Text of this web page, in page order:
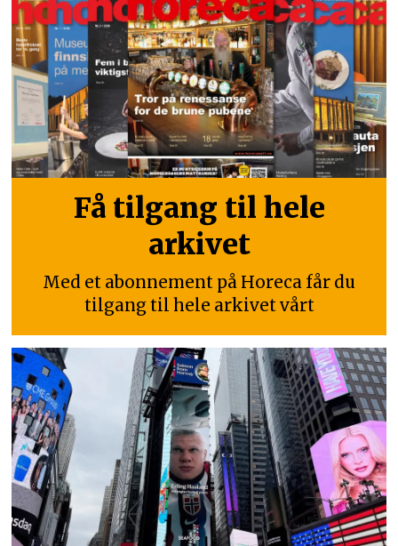
Få tilgang til hele
arkivet
Med et abonnement på Horeca får du
tilgang til hele arkivet vårt